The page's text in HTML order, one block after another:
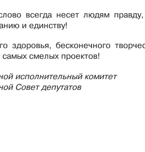
всегда несет людям
и единству!
здоровья, бесконечного
смелых проектов!
исполнительный комитет
Совет депутатов